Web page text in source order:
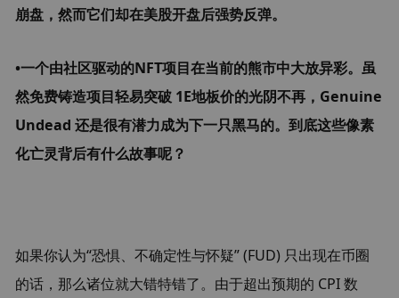
崩盘，然而它们却在美股开盘后强势反弹。
•一个由社区驱动的NFT项目在当前的熊市中大放异彩。虽
然免费铸造项目轻易突破 1E地板价的光阴不再，Genuine
Undead 还是很有潜力成为下一只黑马的。到底这些像素
化亡灵背后有什么故事呢？
如果你认为“恐惧、不确定性与怀疑” (FUD) 只出现在币圈
的话，那么诸位就大错特错了。由于超出预期的 CPI 数